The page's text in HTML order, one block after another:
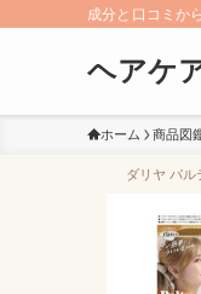
成分と口コミか
ヘアケ
ホーム 商品図
ダリヤ パル